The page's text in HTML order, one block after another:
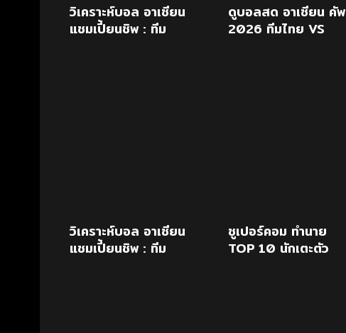
วิเคราะห์บอล อาเซียน
แชมเปี้ยนชิพ : ทีม
ดูบอลสด อาเซียน คัพ
2026 ทีมไทย VS
วิเคราะห์บอล อาเซียน
แชมเปี้ยนชิพ : ทีม
ซูเปอร์คอม ทำนาย
TOP 10 นักเตะตัว